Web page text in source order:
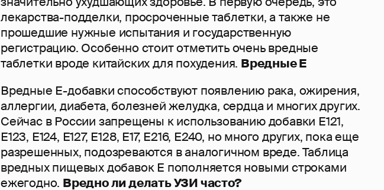
лекарства-подделки, просроченные таблетки, а также не
прошедшие нужные испытания и государственную
регистрацию. Особенно стоит отметить очень вредные
таблетки вроде китайских для похудения. Вредные Е
Вредные Е-добавки способствуют появлению рака, ожирения,
аллергии, диабета, болезней желудка, сердца и многих других.
Сейчас в России запрещены к использованию добавки Е121,
Е123, Е124, Е127, Е128, Е17, Е216, Е240, но много других, пока еще
разрешенных, подозреваются в аналогичном вреде. Таблица
вредных пищевых добавок Е пополняется новыми строками
ежегодно. Вредно ли делать УЗИ часто?